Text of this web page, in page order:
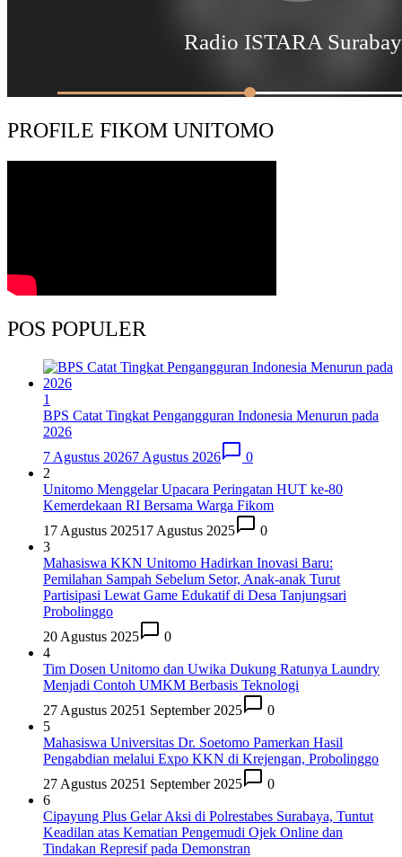
PROFILE FIKOM UNITOMO
POS POPULER
1
BPS Catat Tingkat Pengangguran Indonesia Menurun pada
2026
7 Agustus 20267 Agustus 2026
0
2
Unitomo Menggelar Upacara Peringatan HUT ke-80
Kemerdekaan RI Bersama Warga Fikom
17 Agustus 202517 Agustus 2025
0
3
Mahasiswa KKN Unitomo Hadirkan Inovasi Baru:
Pemilahan Sampah Sebelum Setor, Anak-anak Turut
Partisipasi Lewat Game Edukatif di Desa Tanjungsari
Probolinggo
20 Agustus 2025
0
4
Tim Dosen Unitomo dan Uwika Dukung Ratunya Laundry
Menjadi Contoh UMKM Berbasis Teknologi
27 Agustus 20251 September 2025
0
5
Mahasiswa Universitas Dr. Soetomo Pamerkan Hasil
Pengabdian melalui Expo KKN di Krejengan, Probolinggo
27 Agustus 20251 September 2025
0
6
Cipayung Plus Gelar Aksi di Polrestabes Surabaya, Tuntut
Keadilan atas Kematian Pengemudi Ojek Online dan
Tindakan Represif pada Demonstran